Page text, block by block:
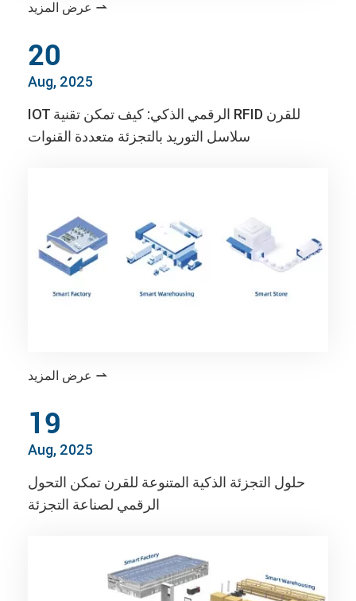

20
Aug, 2025
IOT الرقمي الذكي: كيف تمكن تقنية RFID للقرن
سلاسل التوريد بالتجزئة متعددة القنوات

19
Aug, 2025
حلول التجزئة الذكية المتنوعة للقرن تمكن التحول
الرقمي لصناعة التجزئة